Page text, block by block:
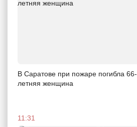
В Саратове при пожаре погибла 66-
летняя женщина
11:31